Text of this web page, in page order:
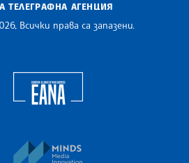
ТЕЛЕГРАФНА АГЕНЦИЯ
Всички права са запазени.
Assocoation of the Balkan News Agencies
Newsroom